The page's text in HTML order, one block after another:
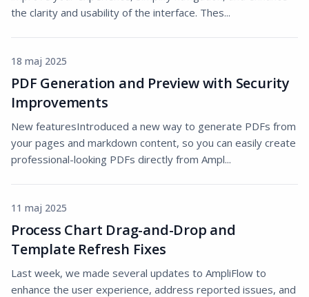
the clarity and usability of the interface. Thes...
18 maj 2025
PDF Generation and Preview with Security
Improvements
New featuresIntroduced a new way to generate PDFs from
your pages and markdown content, so you can easily create
professional-looking PDFs directly from Ampl...
11 maj 2025
Process Chart Drag-and-Drop and
Template Refresh Fixes
Last week, we made several updates to AmpliFlow to
enhance the user experience, address reported issues, and